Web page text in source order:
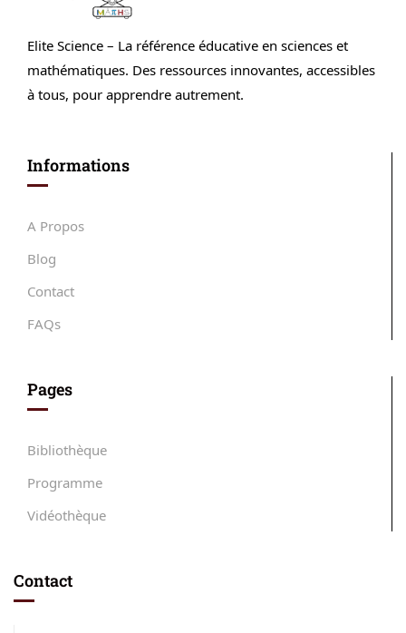
Elite Science – La référence éducative en sciences et
mathématiques. Des ressources innovantes, accessibles
à tous, pour apprendre autrement.
Informations
A Propos
Blog
Contact
FAQs
Pages
Bibliothèque
Programme
Vidéothèque
Contact